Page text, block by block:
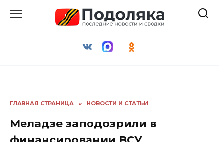
ГЛАВНАЯ СТРАНИЦА » НОВОСТИ И СТАТЬИ
Меладзе заподозрили в